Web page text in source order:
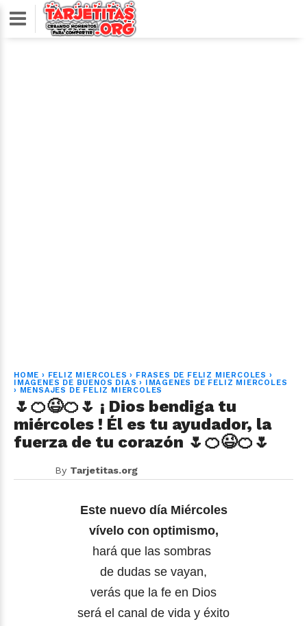
HOME › FELIZ MIERCOLES › FRASES DE FELIZ MIERCOLES ›
IMAGENES DE BUENOS DIAS ›
IMAGENES DE FELIZ MIERCOLES
› MENSAJES DE FELIZ MIERCOLES
🌷🍊😉🍊🌷 ¡ Dios bendiga tu
miércoles ! Él es tu ayudador, la
fuerza de tu corazón 🌷🍊😉🍊🌷
By Tarjetitas.org
Este nuevo día Miércoles
vívelo con optimismo,
hará que las sombras
de dudas se vayan,
verás que la fe en Dios
será el canal de vida y éxito